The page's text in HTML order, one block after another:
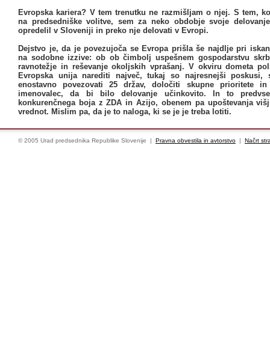
Evropska kariera? V tem trenutku ne razmišljam o njej. S tem,
na predsedniške volitve, sem za neko obdobje svoje
opredelil v Sloveniji in preko nje delovati v Evropi.
Dejstvo je, da je povezujoča se Evropa prišla še najdlje pri
na sodobne izzive: ob ob čimbolj uspešnem gospodarstvu
ravnotežje in reševanje okoljskih vprašanj. V okviru dometa
Evropska unija narediti največ, tukaj so najresnejši poskusi,
enostavno povezovati 25 držav, določiti skupne prioritete
imenovalec, da bi bilo delovanje učinkovito. In to
konkurenčnega boja z ZDA in Azijo, obenem pa upoštevanja
vrednot. Mislim pa, da je to naloga, ki se je je treba lotiti.
© 2005 Urad predsednika Republike Slovenije | Pravna obvestila in avtorstvo | Načrt